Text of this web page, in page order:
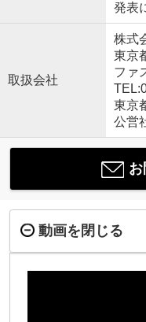
発表
取扱会社
株式
東京
ファ
東京
公営
動画を閉じる